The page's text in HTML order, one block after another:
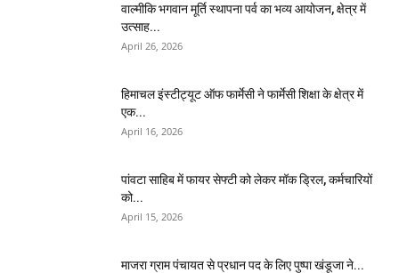
वाल्मीकि भगवान मूर्ति स्थापना पर्व का भव्य आयोजन, क्षेत्र में
उत्साह...
April 26, 2026
हिमाचल इंस्टीट्यूट ऑफ फार्मेसी ने फार्मेसी शिक्षा के क्षेत्र में
एक...
April 16, 2026
पांवटा साहिब में फायर सेफ्टी को लेकर मॉक ड्रिल, कर्मचारियों
को...
April 15, 2026
माजरा ग्राम पंचायत से प्रधान पद के लिए पुष्पा खंडूजा ने...